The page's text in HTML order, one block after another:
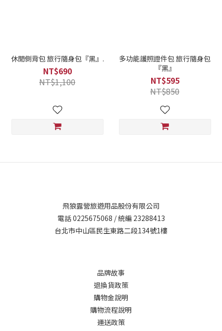
休閒側背包 旅行隨身包『黑』.
NT$690
NT$1,100
多功能護照證件包 旅行隨身包
『黑』
NT$595
NT$850
飛狼露營旅遊用品股份有限公司
電話 0225675068 / 統編 23288413
台北市中山區民生東路二段134號1樓
品牌故事
退換貨政策
購物金說明
購物流程說明
運送政策